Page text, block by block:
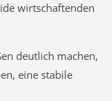
wirtschaftenden
deutlich machen,
eine stabile